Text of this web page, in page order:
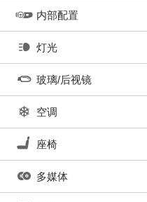
内部配置
灯光
玻璃/后视镜
空调
座椅
多媒体